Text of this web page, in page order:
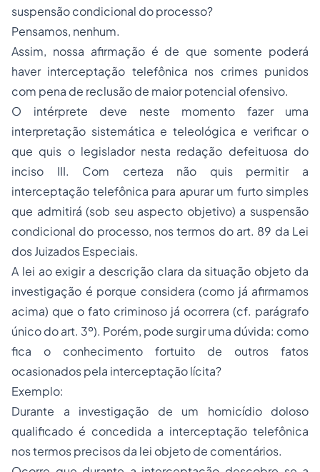
suspensão condicional do processo?
Pensamos, nenhum.
Assim, nossa afirmação é de que somente poderá
haver interceptação telefônica nos crimes punidos
com pena de reclusão de maior potencial ofensivo.
O intérprete deve neste momento fazer uma
interpretação sistemática e teleológica e verificar o
que quis o legislador nesta redação defeituosa do
inciso III. Com certeza não quis permitir a
interceptação telefônica para apurar um furto simples
que admitirá (sob seu aspecto objetivo) a suspensão
condicional do processo, nos termos do art. 89 da Lei
dos Juizados Especiais.
A lei ao exigir a descrição clara da situação objeto da
investigação é porque considera (como já afirmamos
acima) que o fato criminoso já ocorrera (cf. parágrafo
único do art. 3º). Porém, pode surgir uma dúvida: como
fica o conhecimento fortuito de outros fatos
ocasionados pela interceptação lícita?
Exemplo:
Durante a investigação de um homicídio doloso
qualificado é concedida a interceptação telefônica
nos termos precisos da lei objeto de comentários.